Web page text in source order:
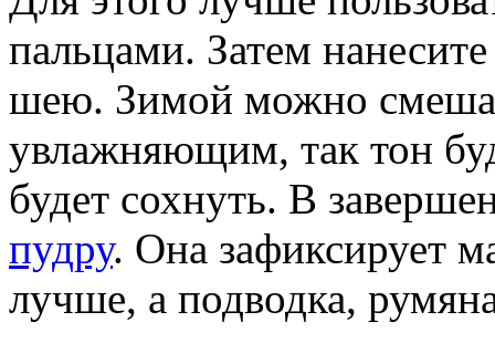
пальцами. Затем
шею. Зимой можно
увлажняющим, так тон
будет сохнуть. В
пудру. Она зафиксирует
лучше, а подводка,